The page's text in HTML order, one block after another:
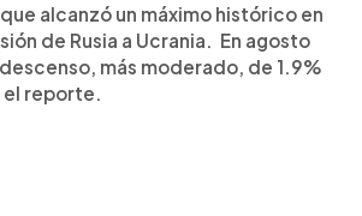
alcanzó un máximo histórico en
de Rusia a Ucrania. En agosto
más moderado, de 1.9%
el reporte.